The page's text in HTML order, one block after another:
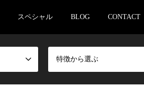
スペシャル BLOG CONTACT
特徴から選ぶ